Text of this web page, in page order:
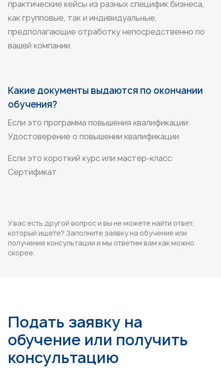
практические кейсы из разных специфик бизнеса,
как групповые, так и индивидуальные,
предполагающие отработку непосредственно по
вашей компании.
Какие документы выдаются по окончании
обучения?
Если это программа повышения квалификации:
Удостоверение о повышении квалификации
Если это короткий курс или мастер-класс:
Сертификат
У вас есть другой вопрос и вы не можете найти ответ,
который ищете? Заполните заявку на обучение или
получение консультации и мы ответим вам как можно
скорее.
Подать заявку на
обучение или получить
консультацию